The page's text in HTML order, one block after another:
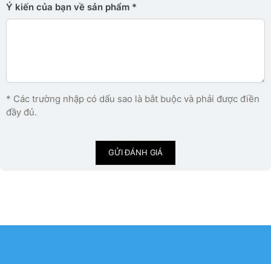
Ý kiến ​​của bạn về sản phẩm
* Các trường nhập có dấu sao là bắt buộc và phải được điền
đầy đủ.
GỬI ĐÁNH GIÁ